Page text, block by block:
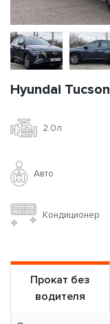
Hyundai Tucson
2.0л
Авто
Кондиционер
Прокат без
водителя